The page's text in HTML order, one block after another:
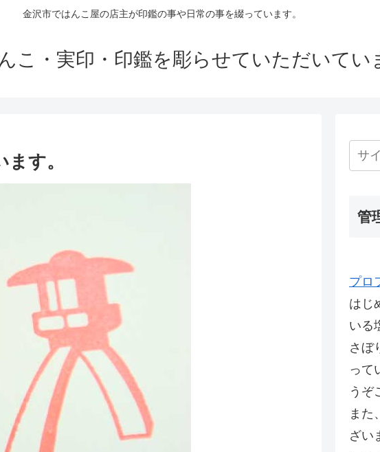
金沢市ではんこ屋の店主が印鑑の事や日常の事を綴っています。
こ・実印・印鑑を彫らせていただいてい
す。
管
プロ
はじ
いる
さぼ
って
うぞ
また
ざい